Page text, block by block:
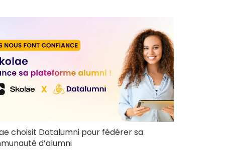
choisit Datalumni pour fédérer sa
d’alumni